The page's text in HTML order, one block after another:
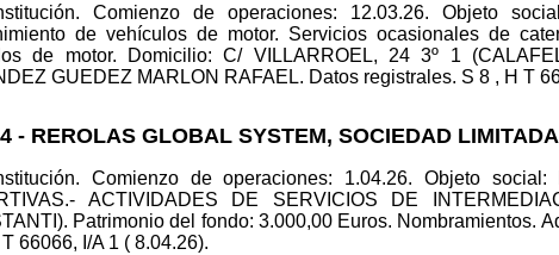
Comienzo de operaciones: 12.03.26. Objeto
de vehículos de motor. Servicios ocasionales de
de motor. Domicilio: C/ VILLARROEL, 24 3º 1
GUEDEZ MARLON RAFAEL. Datos registrales. S 8 , H T
- REROLAS GLOBAL SYSTEM, SOCIEDAD
Comienzo de operaciones: 1.04.26. Objeto
ACTIVIDADES DE SERVICIOS DE
Patrimonio del fondo: 3.000,00 Euros. Nombramientos.
66066, I/A 1 ( 8.04.26).